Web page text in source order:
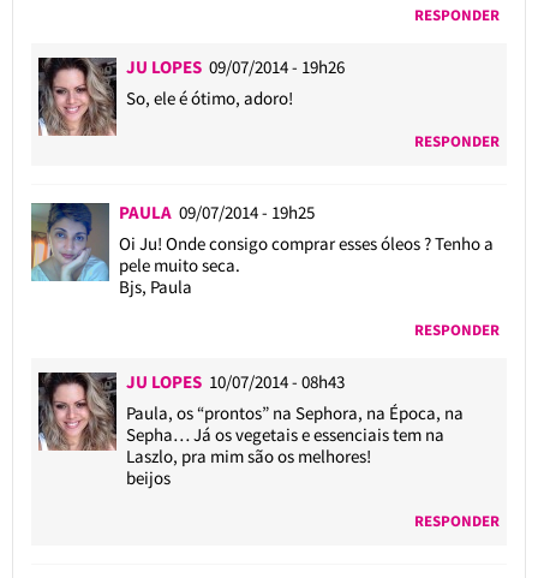
RESPONDER
JU LOPES 09/07/2014 - 19h26
So, ele é ótimo, adoro!
RESPONDER
PAULA 09/07/2014 - 19h25
Oi Ju! Onde consigo comprar esses óleos ? Tenho a
pele muito seca.
Bjs, Paula
RESPONDER
JU LOPES 10/07/2014 - 08h43
Paula, os “prontos” na Sephora, na Época, na
Sepha… Já os vegetais e essenciais tem na
Laszlo, pra mim são os melhores!
beijos
RESPONDER